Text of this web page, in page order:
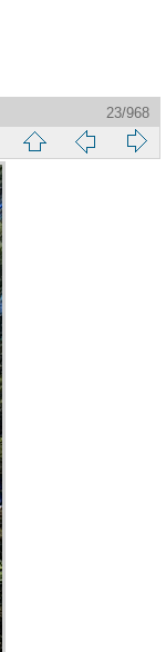
23/968
略
頁
一